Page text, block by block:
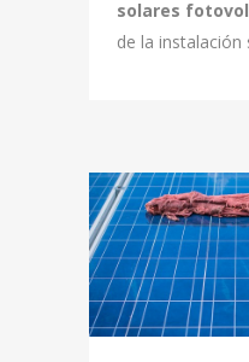
solares
de la